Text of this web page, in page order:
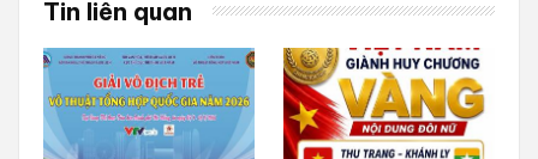
Tin liên quan